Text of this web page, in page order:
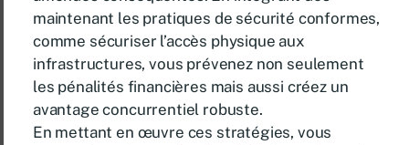
maintenant les pratiques de sécurité conformes,
comme sécuriser l’accès physique aux
infrastructures, vous prévenez non seulement
les pénalités financières mais aussi créez un
avantage concurrentiel robuste.
En mettant en œuvre ces stratégies, vous